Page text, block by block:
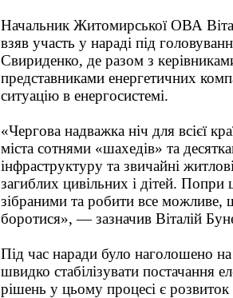
Начальник Житомирської ОВА
взяв участь у нараді під
Свириденко, де разом з
представниками енергетичних
ситуацію в енергосистемі.
«Чергова надважка ніч для всієї
міста сотнями «шахедів» та
інфраструктуру та звичайні
загиблих цивільних і дітей.
зібраними та робити все
боротися», — зазначив Віталій
Під час наради було наголошено
швидко стабілізувати постачання
рішень у цьому процесі є розвиток